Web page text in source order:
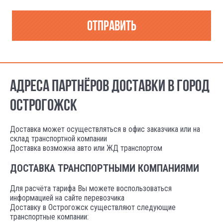
Отправить
АДРЕСА ПАРТНЁРОВ ДОСТАВКИ В ГОРОД
ОСТРОГОЖСК
Доставка может осуществляться в офис заказчика или на
склад транспортной компании
Доставка возможна авто или ЖД транспортом
ДОСТАВКА ТРАНСПОРТНЫМИ КОМПАНИЯМИ
Для расчёта тарифа Вы можете воспользоваться
информацией на сайте перевозчика
Доставку в Острогожск существляют следующие
транспортные компании: